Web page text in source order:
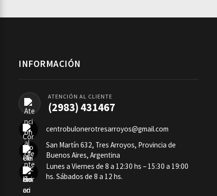
INFORMACIÓN
ATENCIÓN AL CLIENTE
(2983) 431467
centrobulonerotresarroyos@gmail.com
San Martín 632, Tres Arroyos, Provincia de
Buenos Aires, Argentina
Lunes a Viernes de 8 a 12:30 hs – 15:30 a 19:00
hs. Sábados de 8 a 12 hs.